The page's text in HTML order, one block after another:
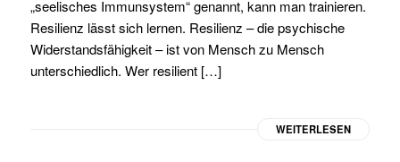
„seelisches Immunsystem“ genannt, kann man trainieren.
Resilienz lässt sich lernen. Resilienz – die psychische
Widerstandsfähigkeit – ist von Mensch zu Mensch
unterschiedlich. Wer resilient […]
WEITERLESEN